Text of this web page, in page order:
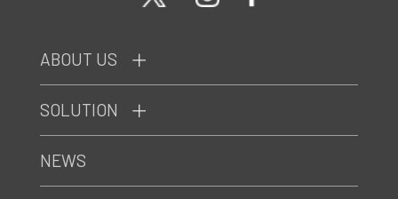
ABOUT US
SOLUTION
NEWS